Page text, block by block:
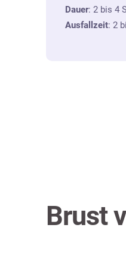
Dauer: 2 bis 4
Ausfallzeit: 2
Brust